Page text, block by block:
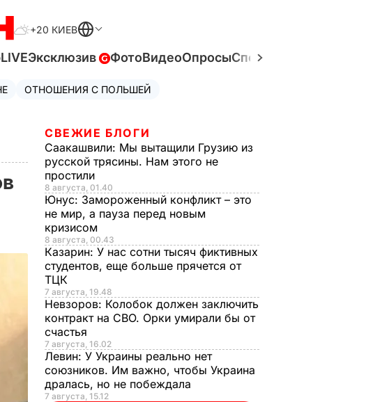
+20 КИЕВ
LIVEЭксклюзив ФотоВидеоОпросыСпецпроекты
ОТНОШЕНИЯ С ПОЛЬШЕЙ
СВЕЖИЕ БЛОГИ
Саакашвили: Мы вытащили Грузию из
русской трясины. Нам этого не
простили
8 августа, 01.40
Юнус: Замороженный конфликт – это
не мир, а пауза перед новым
кризисом
8 августа, 00.43
Казарин: У нас сотни тысяч фиктивных
студентов, еще больше прячется от
ТЦК
7 августа, 19.48
Невзоров: Колобок должен заключить
контракт на СВО. Орки умирали бы от
счастья
7 августа, 16.02
Левин: У Украины реально нет
союзников. Им важно, чтобы Украина
дралась, но не побеждала
7 августа, 15.12